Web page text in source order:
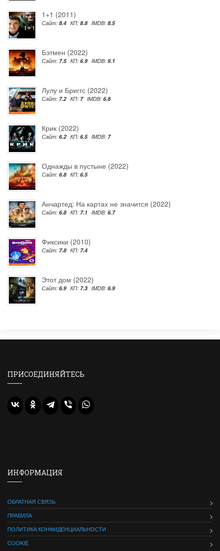
1+1 (2011)
Сайт: 8.4 КП: 8.8 IMDB: 8.5
Бэтмен (2022)
Сайт: 7.5 КП: 6.9 IMDB: 9.1
Лулу и Бриггс (2022)
Сайт: 7.2 КП: 7 IMDB: 6.8
Крик (2022)
Сайт: 6.2 КП: 6.5 IMDB: 7
Однажды в пустыне (2022)
Сайт: 6.8 КП: 6.5
Анчартед: На картах не значится (2022)
Сайт: 6.8 КП: 7.1 IMDB: 6.7
Фиксики (2010)
Сайт: 7.8 КП: 7.4
Этот дом (2022)
Сайт: 6.9 КП: 7.3 IMDB: 6.9
ПРИСОЕДИНЯЙТЕСЬ
ИНФОРМАЦИЯ
ОБРАТНАЯ СВЯЗЬ
ПРАВИЛА
ПОЛИТИКА КОНФИДЕНЦИАЛЬНОСТИ
COOKIE